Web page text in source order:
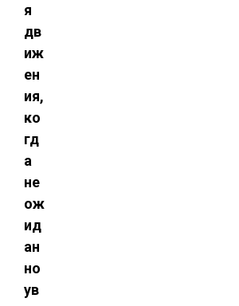
я
дв
иж
ен
ия,
ко
гд
а
не
ож
ид
ан
но
ув